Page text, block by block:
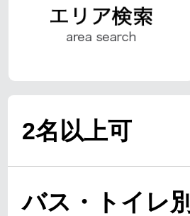
2名以上可
バス・トイレ別